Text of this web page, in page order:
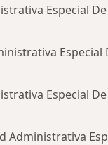
Especial
Especial
Especial
Administrativa